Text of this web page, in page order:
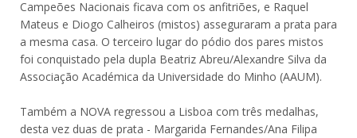
Campeões Nacionais ficava com os anfitriões, e Raquel
Mateus e Diogo Calheiros (mistos) asseguraram a prata para
a mesma casa. O terceiro lugar do pódio dos pares mistos
foi conquistado pela dupla Beatriz Abreu/Alexandre Silva da
Associação Académica da Universidade do Minho (AAUM).
Também a NOVA regressou a Lisboa com três medalhas,
desta vez duas de prata - Margarida Fernandes/Ana Filipa